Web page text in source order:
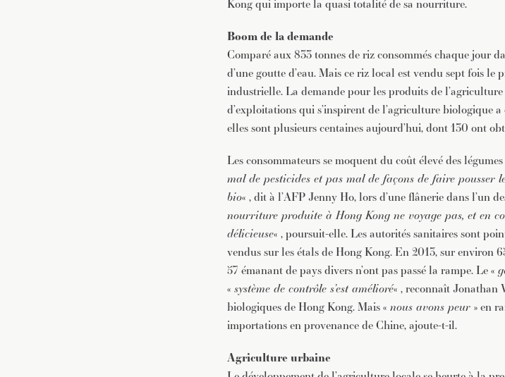
Kong qui importe la quasi totalité de sa nourriture.
Boom de la demande
Comparé aux 833 tonnes de riz consommés chaque jour
d’une goutte d’eau. Mais ce riz local est vendu sept fois
industrielle. La demande pour les produits de
d’exploitations qui s’inspirent de l’agriculture biologique
elles sont plusieurs centaines aujourd’hui, dont 130 ont
Les consommateurs se moquent du coût élevé des
mal de pesticides et pas mal de façons de faire pousser
bio« , dit à l’AFP Jenny Ho, lors d’une flânerie dans l’un
nourriture produite à Hong Kong ne voyage pas, et en
délicieuse« , poursuit-elle. Les autorités sanitaires sont
vendus sur les étals de Hong Kong. En 2013, sur environ
57 émanant de pays divers n’ont pas passé la rampe. Le «
« système de contrôle s’est amélioré« , reconnaît Jonathan
biologiques de Hong Kong. Mais « nous avons peur » en
importations en provenance de Chine, ajoute-t-il.
Agriculture urbaine